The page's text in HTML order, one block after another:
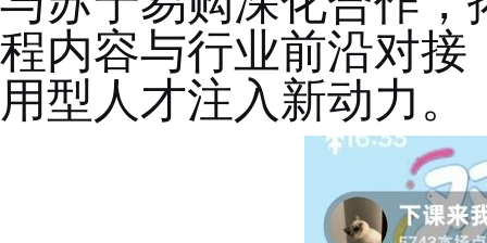
程内容与行业前沿对
用型人才注入新动力。